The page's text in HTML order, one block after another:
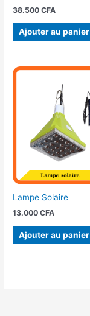
38.500CFA
Ajouter au panier
Lampe Solaire
13.000CFA
Ajouter au panier